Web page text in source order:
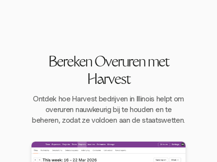
Bereken Overuren met
Harvest
Ontdek hoe Harvest bedrijven in Illinois helpt om
overuren nauwkeurig bij te houden en te
beheren, zodat ze voldoen aan de staatswetten.